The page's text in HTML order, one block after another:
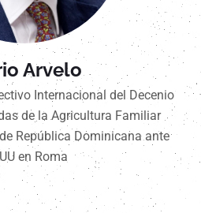
Arvelo
Internacional del Decenio
de la Agricultura Familiar
República Dominicana ante
en Roma